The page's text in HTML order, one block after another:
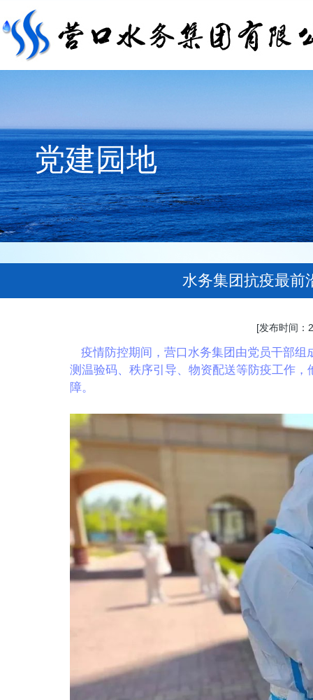
党建园地
水务集团抗疫最前
[发布时间
疫情防控期间，营口水务集团由党员干部组
测温验码、秩序引导、物资配送等防疫工作
障。